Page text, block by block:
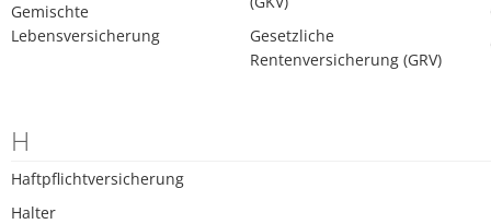
Gemischte
Lebensversicherung
Gesetzliche
Rentenversicherung (GRV)
H
Haftpflichtversicherung
Halter